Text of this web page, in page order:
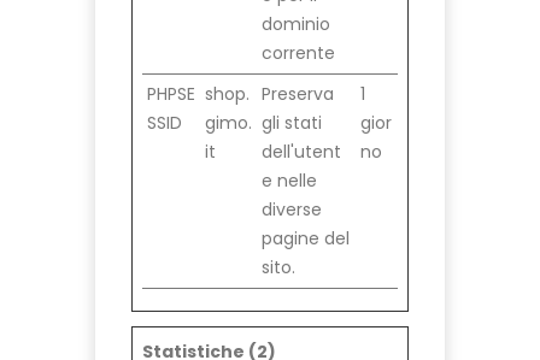
dominio
corrente
PHPSE
SSID
shop.
gimo.
it
Preserva
gli stati
dell'utent
e nelle
diverse
pagine del
sito.
1
gior
no
Statistiche (2)